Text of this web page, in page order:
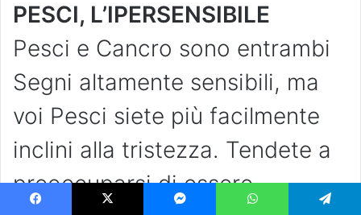
PESCI, L’IPERSENSIBILE
Pesci e Cancro sono entrambi
Segni altamente sensibili, ma
voi Pesci siete più facilmente
inclini alla tristezza. Tendete a
preoccuparsi di essere